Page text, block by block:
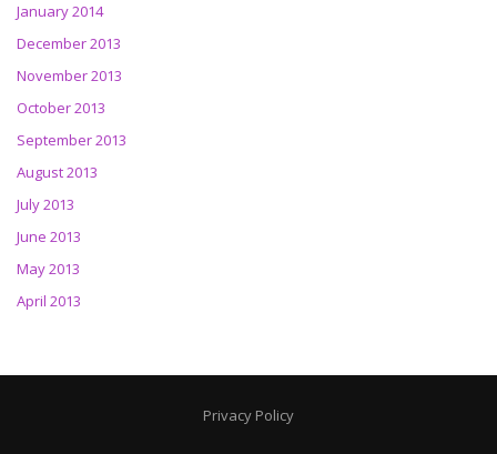
January 2014
December 2013
November 2013
October 2013
September 2013
August 2013
July 2013
June 2013
May 2013
April 2013
Privacy Policy